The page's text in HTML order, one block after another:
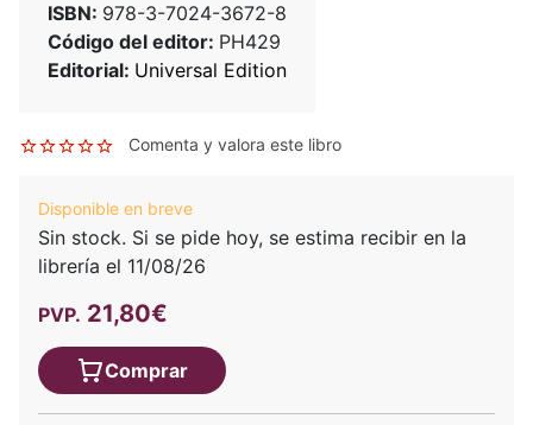
ISBN: 978-3-7024-3672-8
Código del editor: PH429
Editorial: Universal Edition
Comenta y valora este libro
Disponible en breve
Sin stock. Si se pide hoy, se estima recibir en la
librería el 11/08/26
PVP. 21,80€
Comprar